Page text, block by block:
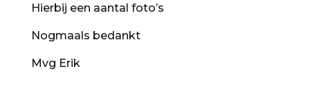
Hierbij een aantal foto’s
Nogmaals bedankt
Mvg Erik